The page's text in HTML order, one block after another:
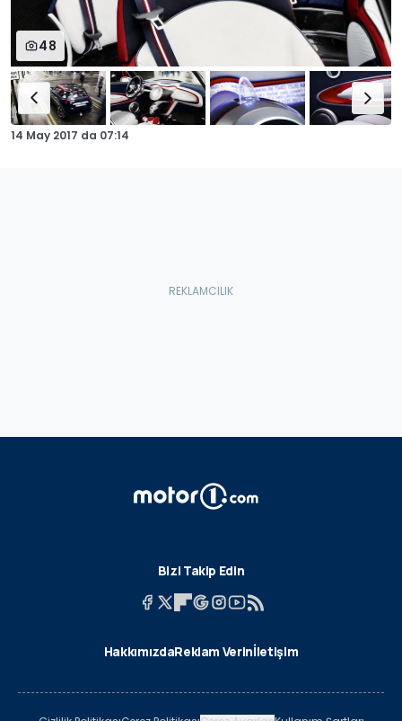
48
14 May 2017 da 07:14
Bizi Takip Edin
HakkımızdaReklam Verinİletişim